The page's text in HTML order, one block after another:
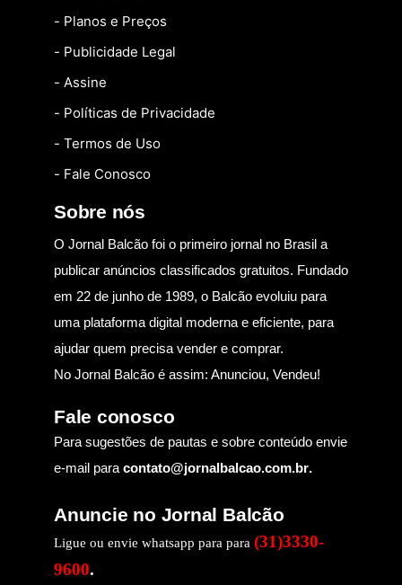
- Planos e Preços
- Publicidade Legal
- Assine
- Políticas de Privacidade
- Termos de Uso
- Fale Conosco
Sobre nós
O Jornal Balcão foi o primeiro jornal no Brasil a
publicar anúncios classificados gratuitos. Fundado
em 22 de junho de 1989, o Balcão evoluiu para
uma plataforma digital moderna e eficiente, para
ajudar quem precisa vender e comprar.
No Jornal Balcão é assim: Anunciou, Vendeu!
Fale conosco
Para sugestões de pautas e sobre conteúdo envie
e-mail para contato@jornalbalcao.com.br.
Anuncie no Jornal Balcão
Ligue ou envie whatsapp para para (31)3330-
9600.